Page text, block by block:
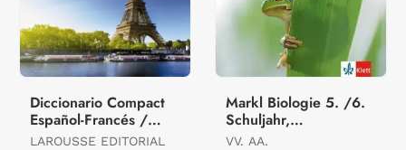
Diccionario Compact
Español-Francés /
Français-Espagnol
LAROUSSE EDITORIAL
Markl Biologie 5. /6.
Schuljahr,
Schülerband
VV. AA.